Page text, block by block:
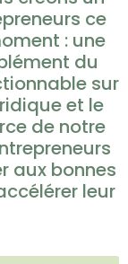
ce
: une
du
sur
et le
de notre
aux bonnes
leur